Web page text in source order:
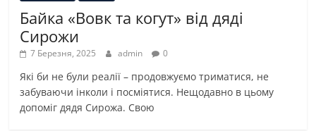
Байка «Вовк та когут» від дяді
Сирожи
7 Березня, 2025 admin 0
Які би не були реалії – продовжуємо триматися, не
забуваючи інколи і посміятися. Нещодавно в цьому
допоміг дядя Сирожа. Свою